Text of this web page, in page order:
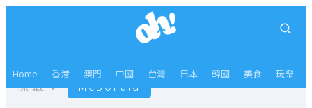
Home 香港 澳門 中國 台灣 日本 韓國 美食 玩樂
標籤： McDonald